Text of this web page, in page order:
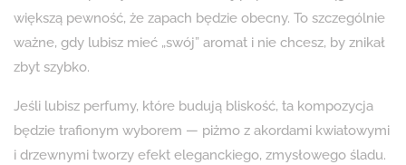
większą pewność, że zapach będzie obecny. To szczególnie
ważne, gdy lubisz mieć „swój” aromat i nie chcesz, by znikał
zbyt szybko.
Jeśli lubisz perfumy, które budują bliskość, ta kompozycja
będzie trafionym wyborem — piżmo z akordami kwiatowymi
i drzewnymi tworzy efekt eleganckiego, zmysłowego śladu.